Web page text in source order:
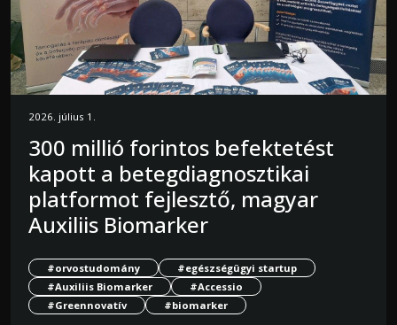
2026. július 1.
300 millió forintos befektetést
kapott a betegdiagnosztikai
platformot fejlesztő, magyar
Auxiliis Biomarker
#orvostudomány
#egészségügyi startup
#Auxiliis Biomarker
#Accessio
#Greennovatív
#biomarker